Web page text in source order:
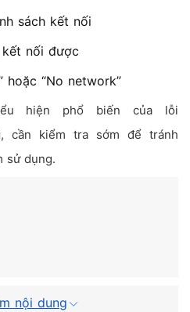
sách kết nối
kết nối được
hoặc “No network”
hiện phổ biến của lỗi
, cần kiểm tra sớm để tránh
sử dụng.
nội dung